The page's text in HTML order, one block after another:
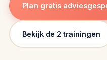
Plan gratis
Bekijk de 2 trainingen